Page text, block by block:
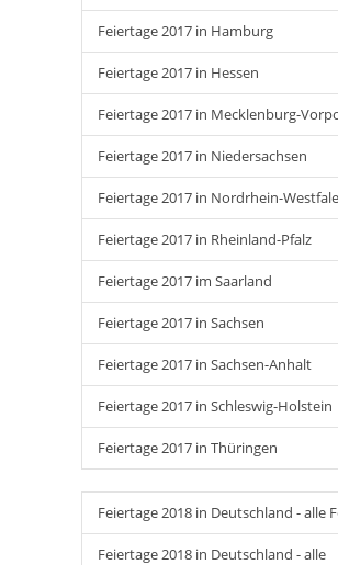
Feiertage 2017 in Hamburg
Feiertage 2017 in Hessen
Feiertage 2017 in Mecklenburg-
Feiertage 2017 in Niedersachsen
Feiertage 2017 in Nordrhein-
Feiertage 2017 in Rheinland-Pfalz
Feiertage 2017 im Saarland
Feiertage 2017 in Sachsen
Feiertage 2017 in Sachsen-Anhalt
Feiertage 2017 in Schleswig-Holstein
Feiertage 2017 in Thüringen
Feiertage 2018 in Deutschland - alle
Feiertage 2018 in Deutschland - alle